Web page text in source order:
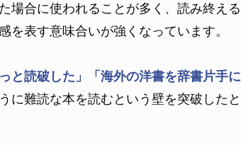
場合に使われることが多く、読み終える
を表す意味合いが強くなっています。
と読破した」
「海外の洋書を辞書片手に
に難読な本を読むという壁を突破したと